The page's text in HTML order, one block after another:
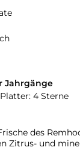
Jahrgänge
4 Sterne
des
Zitrus- und